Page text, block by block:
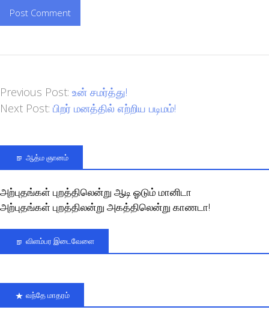
Previous Post: உன் சமர்த்து!
Next Post: பிறர் மனத்தில் எற்றிய படிமம்!
ஆத்ம ஞானம்
அற்புதங்கள் புறத்திலென்று ஆடி ஓடும் மானிடா
அற்புதங்கள் புறத்திலன்று அகத்திலென்று காணடா!
விளம்பர இடைவேளை
வந்தே மாதரம்